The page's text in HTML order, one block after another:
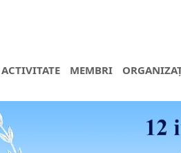
ACTIVITATE MEMBRI